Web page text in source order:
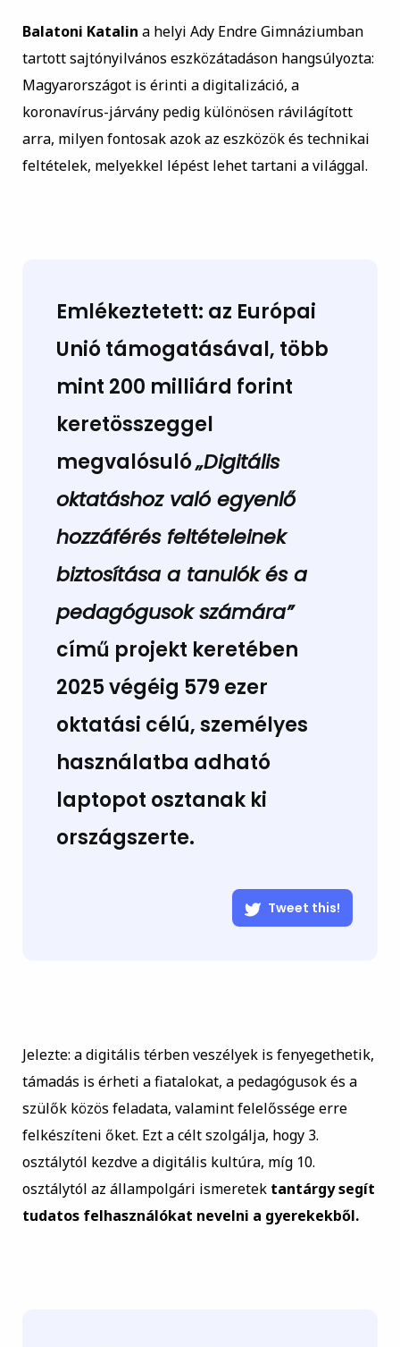
Balatoni Katalin a helyi Ady Endre Gimnáziumban
tartott sajtónyilvános eszközátadáson hangsúlyozta:
Magyarországot is érinti a digitalizáció, a
koronavírus-járvány pedig különösen rávilágított
arra, milyen fontosak azok az eszközök és technikai
feltételek, melyekkel lépést lehet tartani a világgal.
Emlékeztetett: az Európai
Unió támogatásával, több
mint 200 milliárd forint
keretösszeggel
megvalósuló„Digitális
oktatáshoz való egyenlő
hozzáférés feltételeinek
biztosítása a tanulók és a
pedagógusok számára”
című projekt keretében
2025 végéig 579 ezer
oktatási célú, személyes
használatba adható
laptopot osztanak ki
országszerte.
Tweet this!
Jelezte: a digitális térben veszélyek is fenyegethetik,
támadás is érheti a fiatalokat, a pedagógusok és a
szülők közös feladata, valamint felelőssége erre
felkészíteni őket. Ezt a célt szolgálja, hogy 3.
osztálytól kezdve a digitális kultúra, míg 10.
osztálytól az állampolgári ismeretek tantárgy segít
tudatos felhasználókat nevelni a gyerekekből.